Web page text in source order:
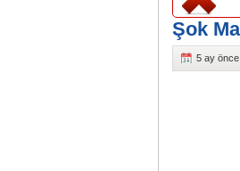
Şok
5 ay